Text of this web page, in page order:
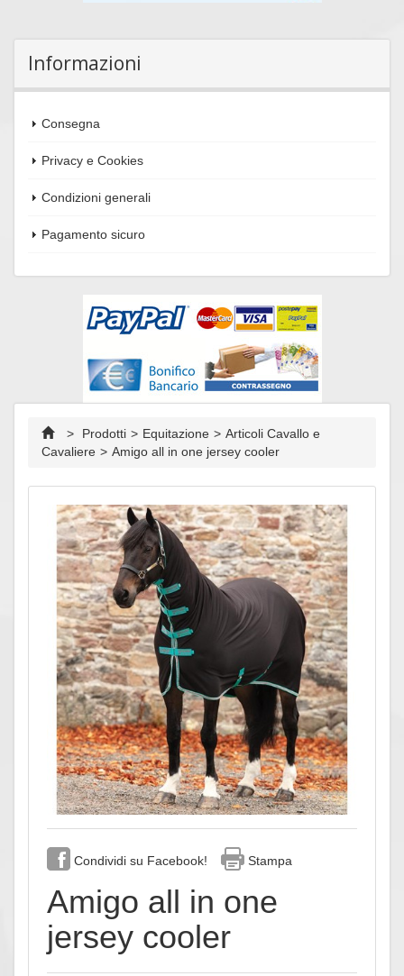
Informazioni
Consegna
Privacy e Cookies
Condizioni generali
Pagamento sicuro
> Prodotti > Equitazione > Articoli Cavallo e
Cavaliere > Amigo all in one jersey cooler
Condividi su Facebook! Stampa
Amigo all in one
jersey cooler